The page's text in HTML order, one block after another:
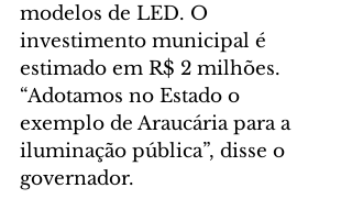
modelos de LED. O
investimento municipal é
estimado em R$ 2 milhões.
“Adotamos no Estado o
exemplo de Araucária para a
iluminação pública”, disse o
governador.